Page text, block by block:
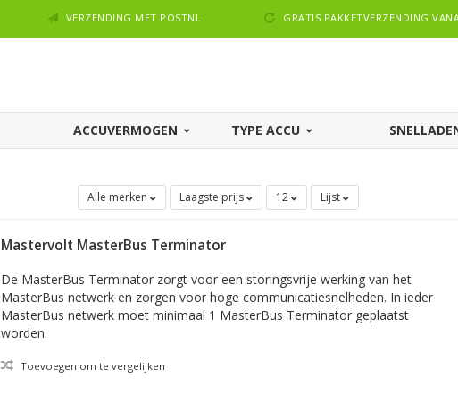
VERZENDING MET POSTNL GRATIS PAKKETVERZENDING
ACCUVERMOGEN TYPE ACCU
Alle merken Laagste prijs 12 Lijst
Mastervolt MasterBus Terminator
De MasterBus Terminator zorgt voor een storingsvrije werking van het
MasterBus netwerk en zorgen voor hoge communicatiesnelheden. In ieder
MasterBus netwerk moet minimaal 1 MasterBus Terminator geplaatst
worden.
Toevoegen om te vergelijken